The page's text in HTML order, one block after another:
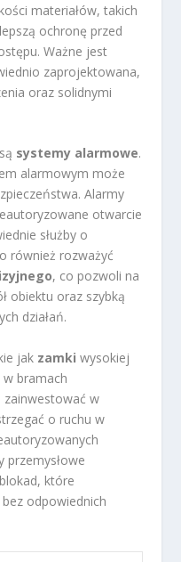
materiałów, takich
ochronę przed
Ważne jest
zaprojektowana,
oraz solidnymi
systemy alarmowe.
alarmowym może
Alarmy
otwarcie
służby o
również rozważyć
, co pozwoli na
obiektu oraz szybką
działań.
jak zamki wysokiej
bramach
zainwestować w
o ruchu w
przemysłowe
które
odpowiednich